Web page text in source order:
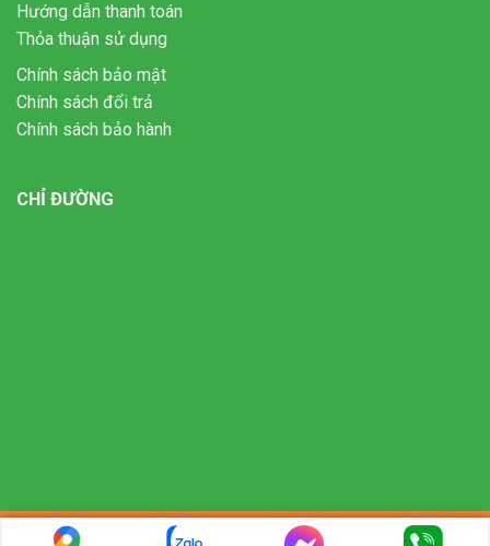
Hướng dẫn thanh toán
Thỏa thuận sử dụng
Chính sách bảo mật
Chính sách đổi trả
Chính sách bảo hành
CHỈ ĐƯỜNG
Copyright 2026 © - Bản quyền của Công ty TNHH thương mại